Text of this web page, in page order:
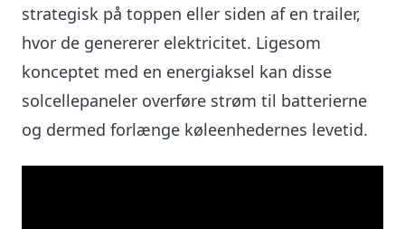
strategisk på toppen eller siden af en trailer,
hvor de genererer elektricitet. Ligesom
konceptet med en energiaksel kan disse
solcellepaneler overføre strøm til batterierne
og dermed forlænge køleenhedernes levetid.